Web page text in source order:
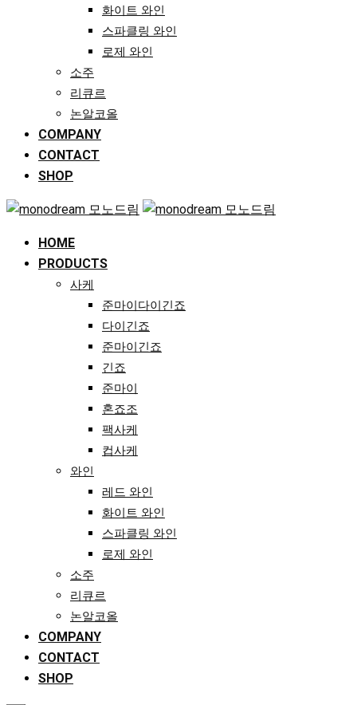
화이트 와인
스파클링 와인
로제 와인
소주
리큐르
논알코올
COMPANY
CONTACT
SHOP
HOME
PRODUCTS
사케
준마이다이긴죠
다이긴죠
준마이긴죠
긴죠
준마이
혼죠조
팩사케
컵사케
와인
레드 와인
화이트 와인
스파클링 와인
로제 와인
소주
리큐르
논알코올
COMPANY
CONTACT
SHOP